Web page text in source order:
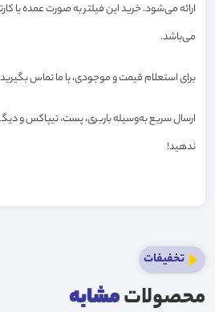
ارائه می‌شود. خرید این فیلتر به صورت عمده یا
می‌باشد.
برای استعلام قیمت و موجودی، با ما تماس
ارسال سریع به‌وسیله باربری، پست، تیپاکس و
ندهید!
تخفیفات
محصولاتمشابه